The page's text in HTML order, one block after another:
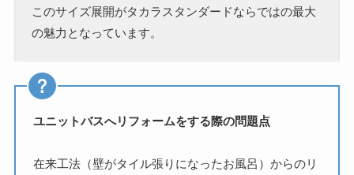
このサイズ展開がタカラスタンダードならではの最大
の魅力となっています。
ユニットバスへリフォームをする際の問題点
在来工法（壁がタイル張りになったお風呂）からのリ